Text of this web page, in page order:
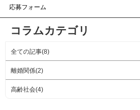
応募フォーム
コラムカテゴリ
全ての記事(8)
離婚関係(2)
高齢社会(4)